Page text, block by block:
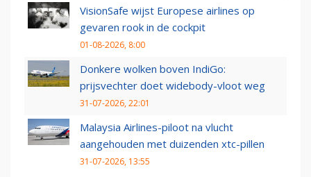
VisionSafe wijst Europese airlines op
gevaren rook in de cockpit
01-08-2026, 8:00
Donkere wolken boven IndiGo:
prijsvechter doet widebody-vloot weg
31-07-2026, 22:01
Malaysia Airlines-piloot na vlucht
aangehouden met duizenden xtc-pillen
31-07-2026, 13:55